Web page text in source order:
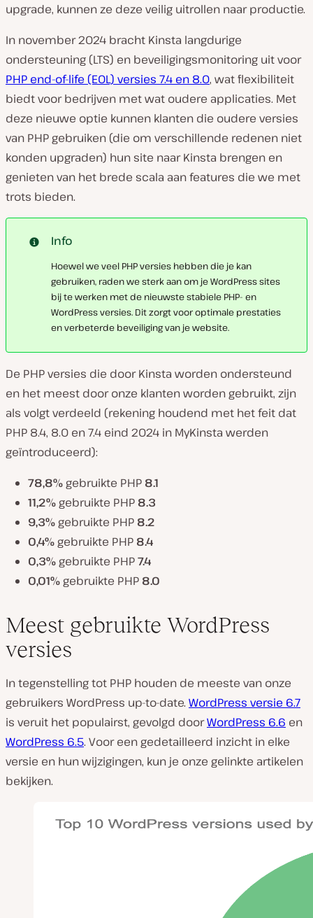
upgrade, kunnen ze deze veilig uitrollen naar productie.
In november 2024 bracht Kinsta langdurige
ondersteuning (LTS) en beveiligingsmonitoring uit voor
PHP end-of-life (EOL) versies 7.4 en 8.0, wat flexibiliteit
biedt voor bedrijven met wat oudere applicaties. Met
deze nieuwe optie kunnen klanten die oudere versies
van PHP gebruiken (die om verschillende redenen niet
konden upgraden) hun site naar Kinsta brengen en
genieten van het brede scala aan features die we met
trots bieden.
Info
Hoewel we veel PHP versies hebben die je kan
gebruiken, raden we sterk aan om je WordPress sites
bij te werken met de nieuwste stabiele PHP- en
WordPress versies. Dit zorgt voor optimale prestaties
en verbeterde beveiliging van je website.
De PHP versies die door Kinsta worden ondersteund
en het meest door onze klanten worden gebruikt, zijn
als volgt verdeeld (rekening houdend met het feit dat
PHP 8.4, 8.0 en 7.4 eind 2024 in MyKinsta werden
geïntroduceerd):
78,8% gebruikte PHP 8.1
11,2% gebruikte PHP 8.3
9,3% gebruikte PHP 8.2
0,4% gebruikte PHP 8.4
0,3% gebruikte PHP7.4
0,01% gebruikte PHP 8.0
Meest gebruikte WordPress
versies
In tegenstelling tot PHP houden de meeste van onze
gebruikers WordPress up-to-date. WordPress versie 6.7
is veruit het populairst, gevolgd doorWordPress 6.6 en
WordPress 6.5. Voor een gedetailleerd inzicht in elke
versie en hun wijzigingen, kun je onze gelinkte artikelen
bekijken.